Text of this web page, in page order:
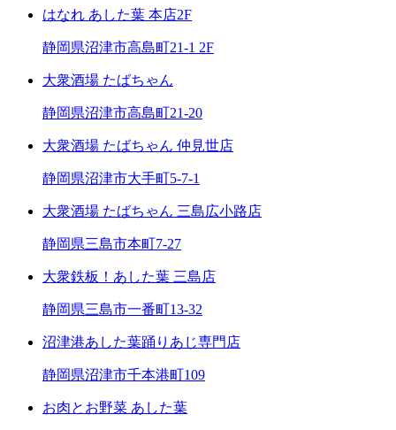
はなれ あした葉 本店2F
静岡県沼津市高島町21-1 2F
大衆酒場 たばちゃん
静岡県沼津市高島町21-20
大衆酒場 たばちゃん 仲見世店
静岡県沼津市大手町5-7-1
大衆酒場 たばちゃん 三島広小路店
静岡県三島市本町7-27
大衆鉄板！あした葉 三島店
静岡県三島市一番町13-32
沼津港あした葉踊りあじ専門店
静岡県沼津市千本港町109
お肉とお野菜 あした葉